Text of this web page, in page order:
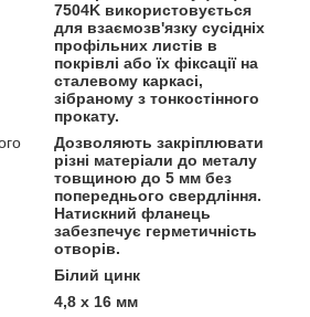
7504K використовується
для взаємозв'язку сусідніх
профільних листів в
покрівлі або їх фіксації на
сталевому каркасі,
зібраному з тонкостінного
прокату.
Дозволяють закріплювати
різні матеріали до металу
товщиною до 5 мм без
попереднього свердління.
Натискний фланець
забезпечує герметичність
отворів.
Білий цинк
4,8 х 16 мм